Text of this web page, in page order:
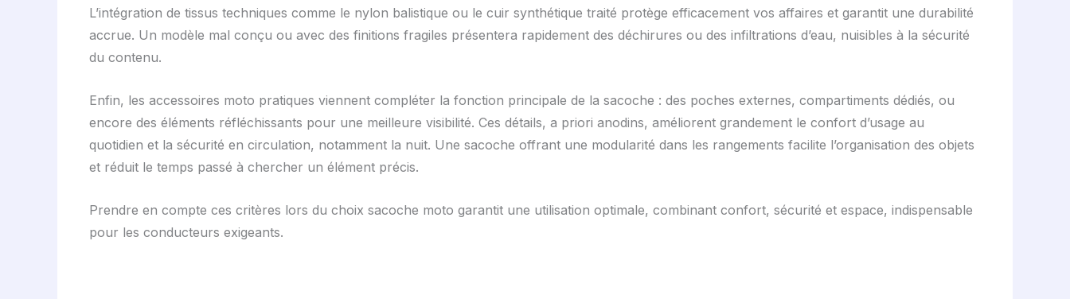
L’intégration de tissus techniques comme le nylon balistique ou le cuir synthétique traité protège efficacement vos affaires et garantit une durabilité
accrue. Un modèle mal conçu ou avec des finitions fragiles présentera rapidement des déchirures ou des infiltrations d’eau, nuisibles à la sécurité
du contenu.
Enfin, les accessoires moto pratiques viennent compléter la fonction principale de la sacoche : des poches externes, compartiments dédiés, ou
encore des éléments réfléchissants pour une meilleure visibilité. Ces détails, a priori anodins, améliorent grandement le confort d’usage au
quotidien et la sécurité en circulation, notamment la nuit. Une sacoche offrant une modularité dans les rangements facilite l’organisation des objets
et réduit le temps passé à chercher un élément précis.
Prendre en compte ces critères lors du choix sacoche moto garantit une utilisation optimale, combinant confort, sécurité et espace, indispensable
pour les conducteurs exigeants.